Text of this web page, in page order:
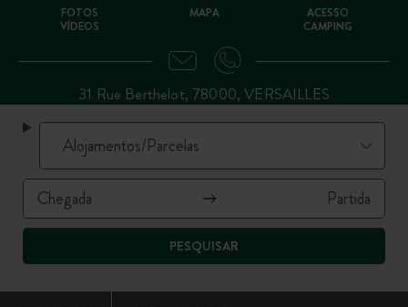
PESQUISAR
FOTOS
VÍDEOS
MAPA
ACESSO
CAMPING
31 Rue Berthelot, 78000, VERSAILLES